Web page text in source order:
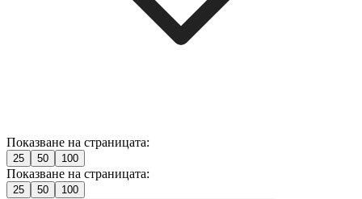
Показване на страницата:
25 50 100
Показване на страницата:
25 50 100